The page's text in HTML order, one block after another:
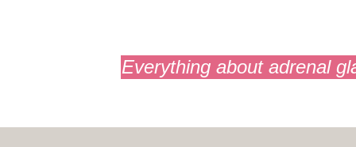
Everything about adrenal